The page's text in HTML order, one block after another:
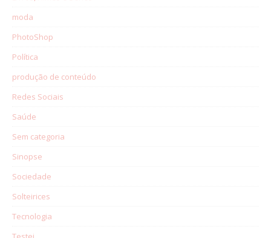
moda
PhotoShop
Política
produção de conteúdo
Redes Sociais
Saúde
Sem categoria
Sinopse
Sociedade
Solteirices
Tecnologia